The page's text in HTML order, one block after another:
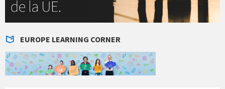
EUROPE LEARNING CORNER